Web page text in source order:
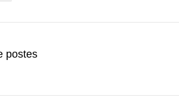
postes